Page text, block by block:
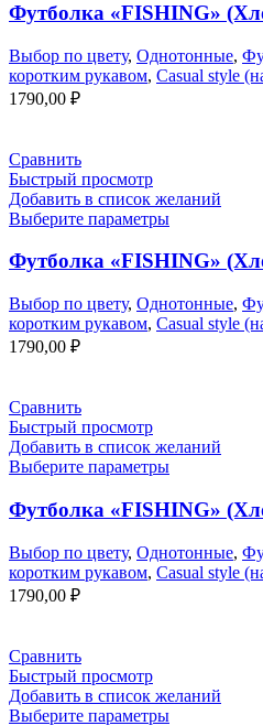
Футболка «FISHING»
Выбор по цвету, Однотонные,
коротким рукавом, Casual style
1790,00 ₽
Сравнить
Быстрый просмотр
Добавить в список желаний
Выберите параметры
Футболка «FISHING»
Выбор по цвету, Однотонные,
коротким рукавом, Casual style
1790,00 ₽
Сравнить
Быстрый просмотр
Добавить в список желаний
Выберите параметры
Футболка «FISHING»
Выбор по цвету, Однотонные,
коротким рукавом, Casual style
1790,00 ₽
Сравнить
Быстрый просмотр
Добавить в список желаний
Выберите параметры